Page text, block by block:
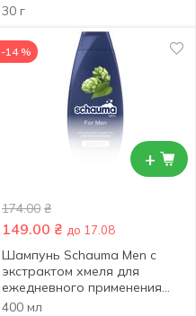
30 г
+
-14 %
174.00 ₴
149.00 ₴ до 17.08
Шампунь Schauma Men с
экстрактом хмеля для
ежедневного применения
400мл
400 мл